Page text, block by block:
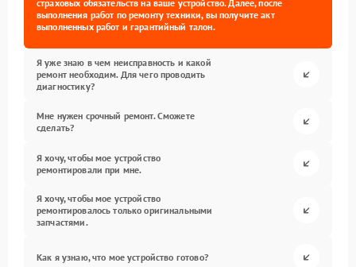
страховых обязательств на ваше устройство. Далее, после
выполнения работ по ремонту техники, вы получите акт
выполненных работ и гарантийный талон.
Я уже знаю в чем неисправность и какой
ремонт необходим. Для чего проводить
диагностику?
Мне нужен срочный ремонт. Сможете
сделать?
Я хочу, чтобы мое устройство
ремонтировали при мне.
Я хочу, чтобы мое устройство
ремонтировалось только оригинальными
запчастями.
Как я узнаю, что мое устройство готово?